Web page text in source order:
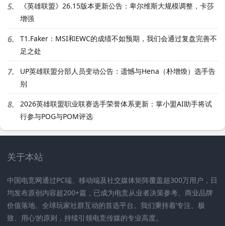
5.
《英雄联盟》26.15版本更新公告：卑尔维斯大规模调整，卡莎
增强
6.
T1.Faker：MSI和EWC的成绩不如预期，我们会通过复盘完善不
足之处
7.
UP英雄联盟分部人员变动公告：遗憾与Hena（朴增煥）选手告
别
8.
2026英雄联盟职业联赛选手荣誉体系更新：掌小盟AI助手将试
行参与POG与POM评选
关于本站
中国电竞网通过PC端、移动端及社交媒体矩阵覆盖超300万用户，日
均发布原创内容超200+篇，已成为电竞从业者决策参考、商业品牌
价值落地、全球玩家社群互动的首选平台。我们秉持着’专注、极
致、用心‘的原则，持续引领电竞传媒的专业高度。